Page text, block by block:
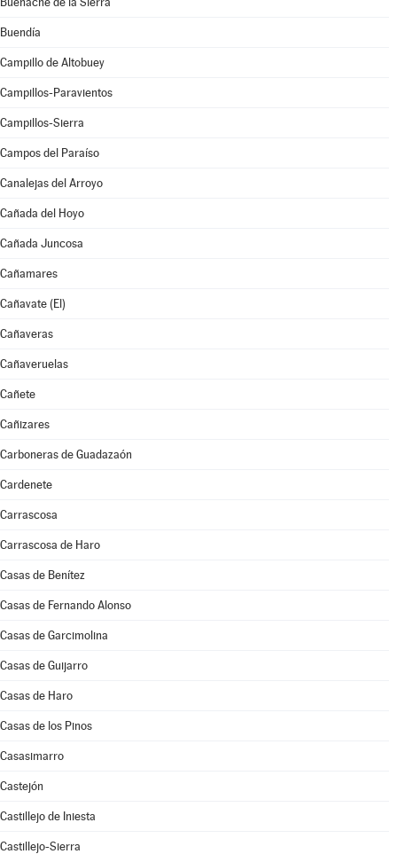
Buendía
Campillo de Altobuey
Campillos-Paravientos
Campillos-Sierra
Campos del Paraíso
Canalejas del Arroyo
Cañada del Hoyo
Cañada Juncosa
Cañamares
Cañavate (El)
Cañaveras
Cañaveruelas
Cañete
Cañizares
Carboneras de Guadazaón
Cardenete
Carrascosa
Carrascosa de Haro
Casas de Benítez
Casas de Fernando Alonso
Casas de Garcimolina
Casas de Guijarro
Casas de Haro
Casas de los Pinos
Casasimarro
Castejón
Castillejo de Iniesta
Castillejo-Sierra